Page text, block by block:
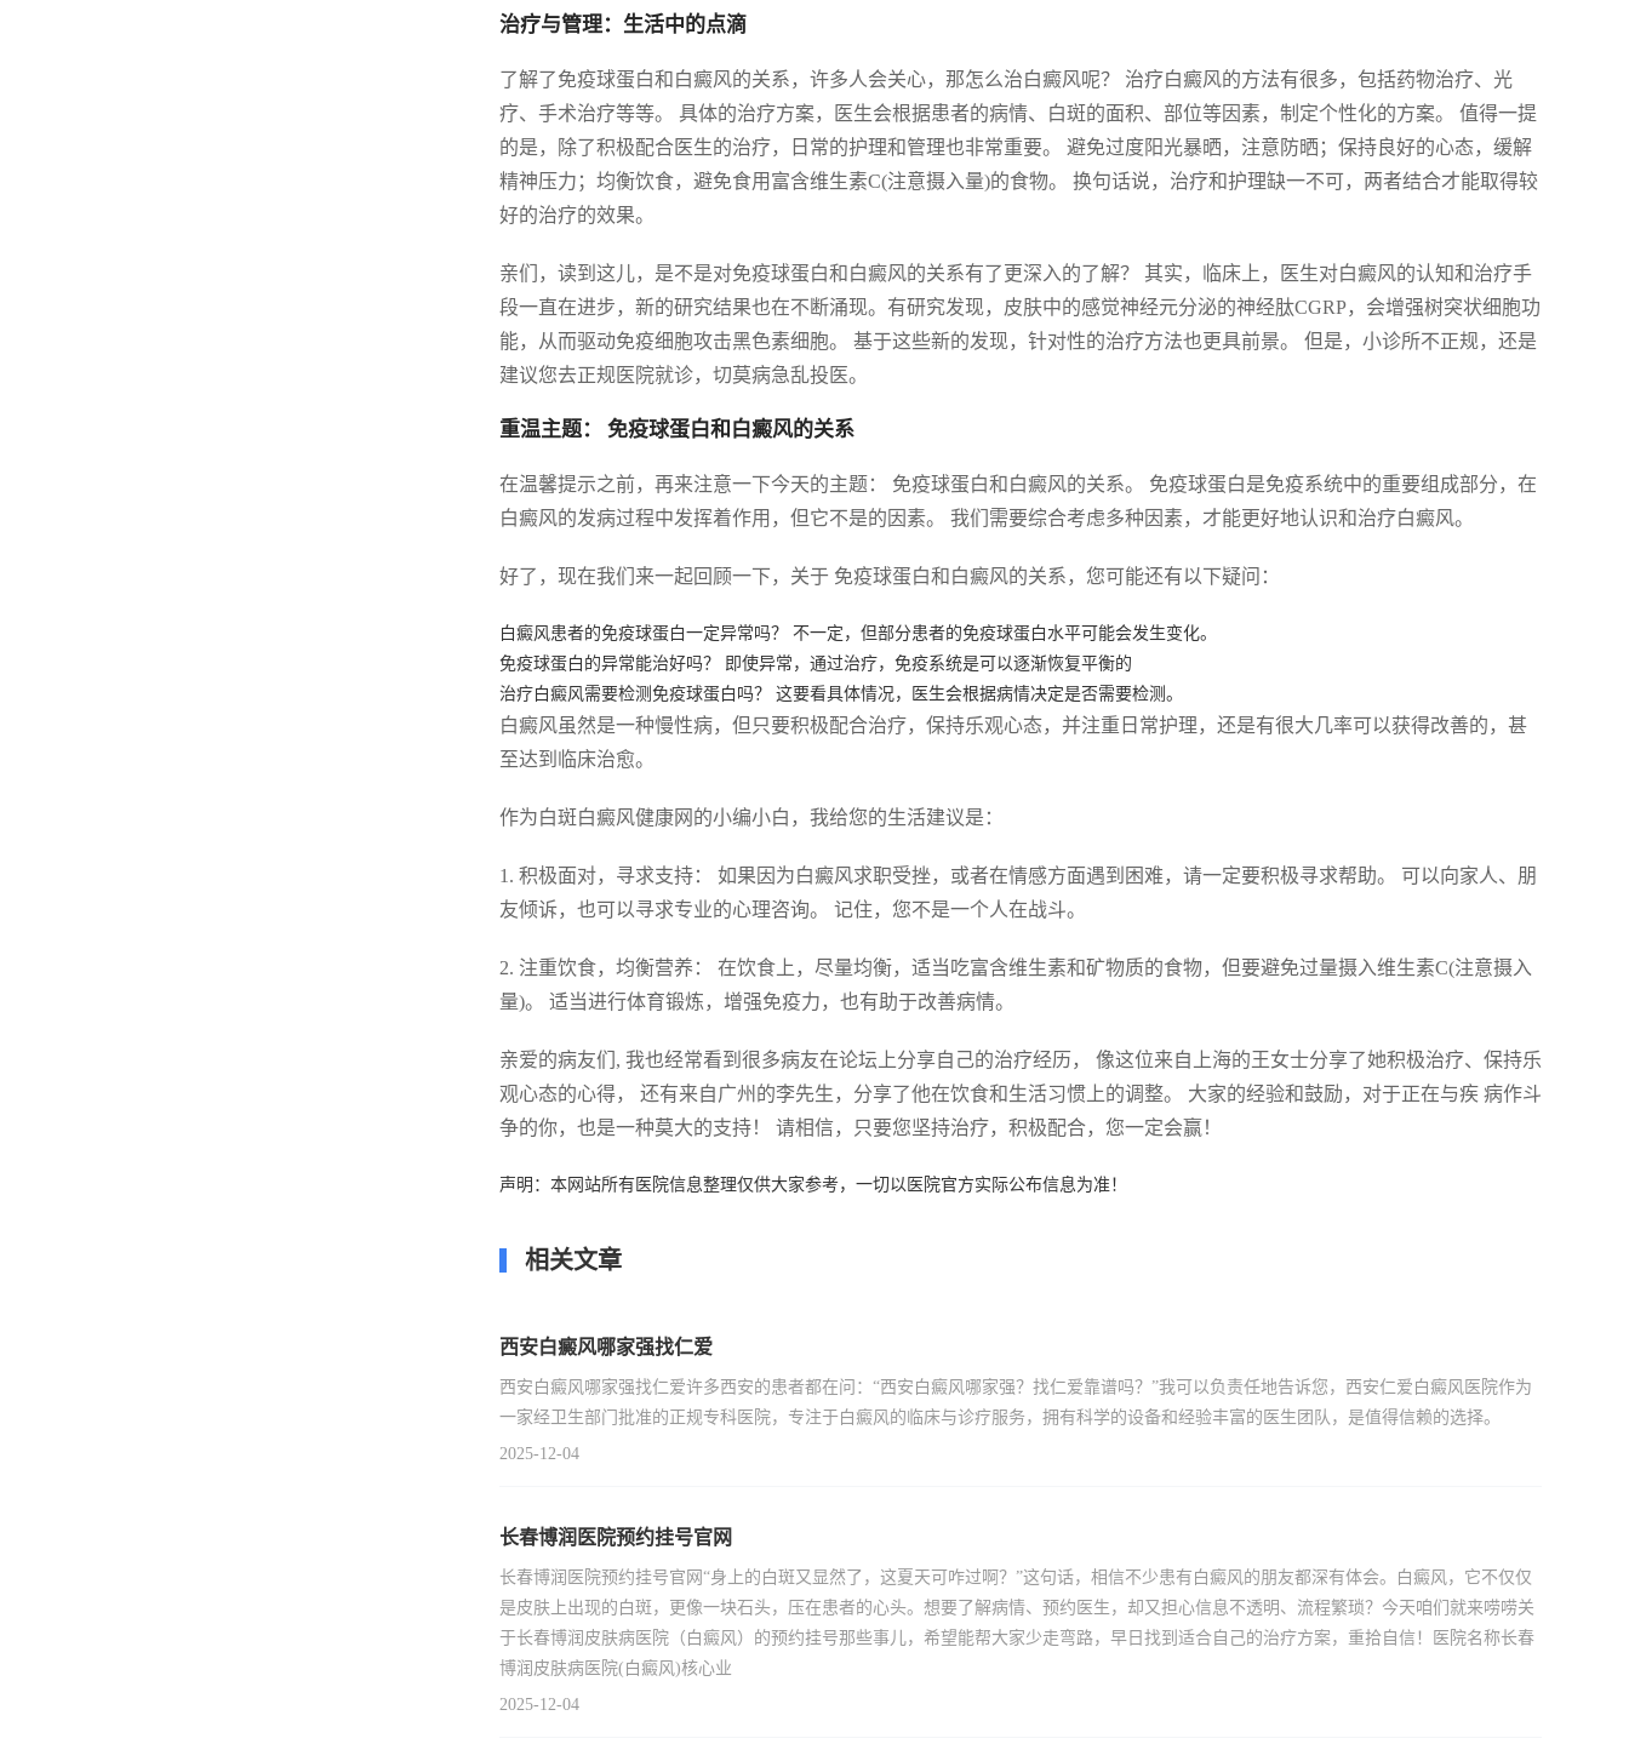
治疗与管理：生活中的点滴
了解了免疫球蛋白和白癜风的关系，许多人会关心，那怎么治白癜风呢？ 治疗白癜风的方法有很多，包括药物治疗、光
疗、手术治疗等等。 具体的治疗方案，医生会根据患者的病情、白斑的面积、部位等因素，制定个性化的方案。 值得一提
的是，除了积极配合医生的治疗，日常的护理和管理也非常重要。 避免过度阳光暴晒，注意防晒；保持良好的心态，缓解
精神压力；均衡饮食，避免食用富含维生素C(注意摄入量)的食物。 换句话说，治疗和护理缺一不可，两者结合才能取得较
好的治疗的效果。
亲们，读到这儿，是不是对免疫球蛋白和白癜风的关系有了更深入的了解？ 其实，临床上，医生对白癜风的认知和治疗手
段一直在进步，新的研究结果也在不断涌现。有研究发现，皮肤中的感觉神经元分泌的神经肽CGRP，会增强树突状细胞功
能，从而驱动免疫细胞攻击黑色素细胞。 基于这些新的发现，针对性的治疗方法也更具前景。 但是，小诊所不正规，还是
建议您去正规医院就诊，切莫病急乱投医。
重温主题： 免疫球蛋白和白癜风的关系
在温馨提示之前，再来注意一下今天的主题： 免疫球蛋白和白癜风的关系。 免疫球蛋白是免疫系统中的重要组成部分，在
白癜风的发病过程中发挥着作用，但它不是的因素。 我们需要综合考虑多种因素，才能更好地认识和治疗白癜风。
好了，现在我们来一起回顾一下，关于 免疫球蛋白和白癜风的关系，您可能还有以下疑问：
白癜风患者的免疫球蛋白一定异常吗？ 不一定，但部分患者的免疫球蛋白水平可能会发生变化。
免疫球蛋白的异常能治好吗？ 即使异常，通过治疗，免疫系统是可以逐渐恢复平衡的
治疗白癜风需要检测免疫球蛋白吗？ 这要看具体情况，医生会根据病情决定是否需要检测。
白癜风虽然是一种慢性病，但只要积极配合治疗，保持乐观心态，并注重日常护理，还是有很大几率可以获得改善的，甚
至达到临床治愈。
作为白斑白癜风健康网的小编小白，我给您的生活建议是：
1. 积极面对，寻求支持： 如果因为白癜风求职受挫，或者在情感方面遇到困难，请一定要积极寻求帮助。 可以向家人、朋
友倾诉，也可以寻求专业的心理咨询。 记住，您不是一个人在战斗。
2. 注重饮食，均衡营养： 在饮食上，尽量均衡，适当吃富含维生素和矿物质的食物，但要避免过量摄入维生素C(注意摄入
量)。 适当进行体育锻炼，增强免疫力，也有助于改善病情。
亲爱的病友们, 我也经常看到很多病友在论坛上分享自己的治疗经历， 像这位来自上海的王女士分享了她积极治疗、保持乐
观心态的心得， 还有来自广州的李先生，分享了他在饮食和生活习惯上的调整。 大家的经验和鼓励，对于正在与疾 病作斗
争的你，也是一种莫大的支持！ 请相信，只要您坚持治疗，积极配合，您一定会赢！
声明：本网站所有医院信息整理仅供大家参考，一切以医院官方实际公布信息为准！
相关文章
西安白癜风哪家强找仁爱
西安白癜风哪家强找仁爱许多西安的患者都在问：“西安白癜风哪家强？找仁爱靠谱吗？”我可以负责任地告诉您，西安仁爱白癜风医院作为
一家经卫生部门批准的正规专科医院，专注于白癜风的临床与诊疗服务，拥有科学的设备和经验丰富的医生团队，是值得信赖的选择。
2025-12-04
长春博润医院预约挂号官网
长春博润医院预约挂号官网“身上的白斑又显然了，这夏天可咋过啊？”这句话，相信不少患有白癜风的朋友都深有体会。白癜风，它不仅仅
是皮肤上出现的白斑，更像一块石头，压在患者的心头。想要了解病情、预约医生，却又担心信息不透明、流程繁琐？今天咱们就来唠唠关
于长春博润皮肤病医院（白癜风）的预约挂号那些事儿，希望能帮大家少走弯路，早日找到适合自己的治疗方案，重拾自信！医院名称长春
博润皮肤病医院(白癜风)核心业
2025-12-04